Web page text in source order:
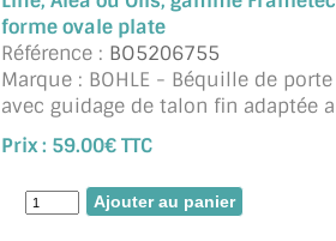
forme ovale plate
Référence : BO5206755
Marque : BOHLE - Béquille de porte
avec guidage de talon fin adaptée
serrures Alea, Olis et Studio Private
Line. Elles sont testées selon la
DIN EN 1670 et correspondent à la
suite
Prix : 59.00€ TTC